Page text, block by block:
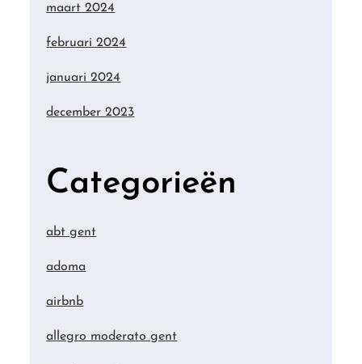
maart 2024
februari 2024
januari 2024
december 2023
Categorieën
abt gent
adoma
airbnb
allegro moderato gent